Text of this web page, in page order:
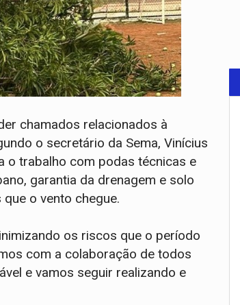
chamados relacionados à
o secretário da Sema, Vinícius
o trabalho com podas técnicas e
garantia da drenagem e solo
o vento chegue.
os riscos que o período
com a colaboração de todos
e vamos seguir realizando e